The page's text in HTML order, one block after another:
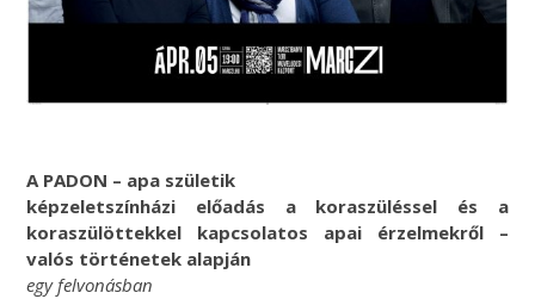
A PADON – apa születik
képzeletszínházi előadás a koraszüléssel és a
koraszülöttekkel kapcsolatos apai érzelmekről –
valós történetek alapján
egy felvonásban